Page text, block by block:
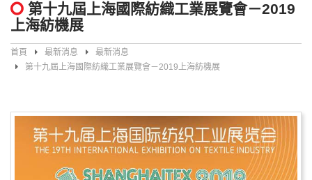
第十九屆上海國際紡織工業展覽會－2019
上海紡機展
首頁 最新消息
最新消息
第十九屆上海國際紡織工業展覽會－2019上海紡機展